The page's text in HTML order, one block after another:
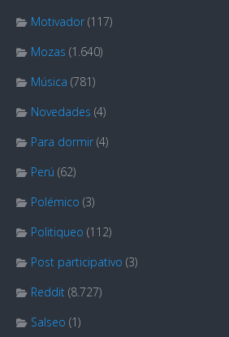
Motivador (117)
Mozas (1.640)
Música (781)
Novedades (4)
Para dormir (4)
Perú (62)
Polémico (3)
Politiqueo (112)
Post participativo (3)
Reddit (8.727)
Salseo (1)